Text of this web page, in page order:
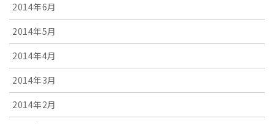
2014年6月
2014年5月
2014年4月
2014年3月
2014年2月